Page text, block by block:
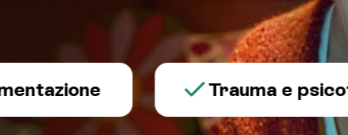
Trauma e